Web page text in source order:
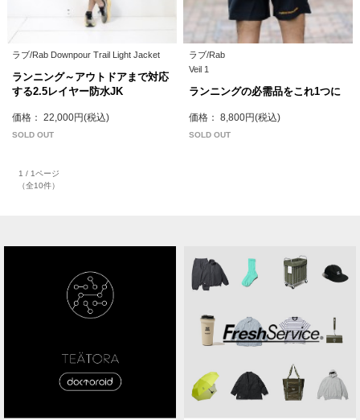
ラブ/Rab Downpour Trail Light Jacket
ランニング～アウトドアまで対応
する2.5レイヤー防水JK
価格： 22,000円(税込)
SOLD OUT
ラブ/Rab
Veil 1
ランニングの必需品をこれ1つに
価格： 8,800円(税込)
SOLD OUT
1 / 1ページ
（全10件）